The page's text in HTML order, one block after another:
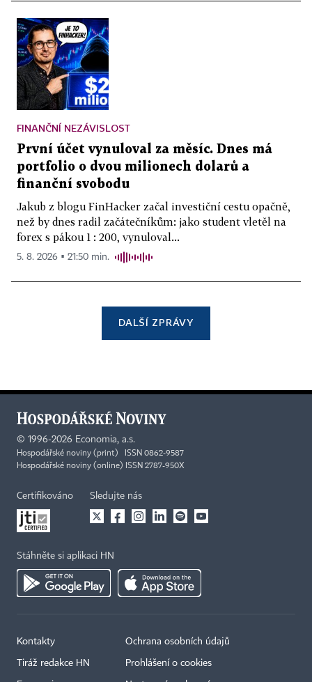
FINANČNÍ NEZÁVISLOST
První účet vynuloval za měsíc. Dnes má
portfolio o dvou milionech dolarů a
finanční svobodu
Jakub z blogu FinHacker začal investiční cestu opačně,
než by dnes radil začátečníkům: jako student vletěl na
forex s pákou 1 : 200, vynuloval...
5. 8. 2026 ▪ 21:50 min.
DALŠÍ ZPRÁVY
© 1996-2026 Economia, a.s.
Hospodářské noviny (print) ISSN 0862-9587
Hospodářské noviny (online) ISSN 2787-950X
Certifikováno Sledujte nás
Stáhněte si aplikaci HN
Kontakty
Tiráž redakce HN
Ochrana osobních údajů
Prohlášení o cookies